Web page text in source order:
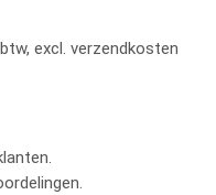
excl. verzendkosten